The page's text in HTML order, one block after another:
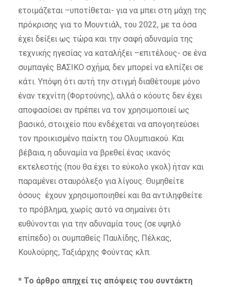
ετοιμάζεται –υποτίθεται- για να μπει στη μάχη της
πρόκρισης για το Μουντιάλ, του 2022, με τα όσα
έχει δείξει ως τώρα και την σαφή αδυναμία της
τεχνικής ηγεσίας να καταλήξει –επιτέλους- σε ένα
συμπαγές ΒΑΣΙΚΟ σχήμα, δεν μπορεί να ελπίζει σε
κάτι. Υπόψη ότι αυτή την στιγμή διαθέτουμε μόνο
έναν τεχνίτη (Φορτούνης), αλλά ο κόουτς δεν έχει
αποφασίσει αν πρέπει να τον χρησιμοποιεί ως
βασικό, στοιχείο που ενδέχεται να απογοητεύσει
τον προικισμένο παίκτη του Ολυμπιακού. Και
βέβαια, η αδυναμία να βρεθεί ένας ικανός
εκτελεστής (που θα έχει το εύκολο γκολ) ήταν και
παραμένει σταυρόλεξο για λίγους. Θυμηθείτε
όσους έχουν χρησιμοποιηθεί και θα αντιληφθείτε
το πρόβλημα, χωρίς αυτό να σημαίνει ότι
ευθύνονται για την αδυναμία τους (σε υψηλό
επίπεδο) οι συμπαθείς Παυλίδης, Πέλκας,
Κουλούρης, Ταξιάρχης Φούντας κλπ.
* Το άρθρο απηχεί τις απόψεις του συντάκτη